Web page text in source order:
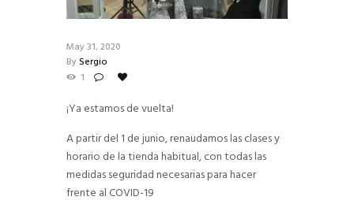
May 31, 2020
By Sergio
1
¡Ya estamos de vuelta!
A partir del 1 de junio, renaudamos las clases y
horario de la tienda habitual, con todas las
medidas seguridad necesarias para hacer
frente al COVID-19